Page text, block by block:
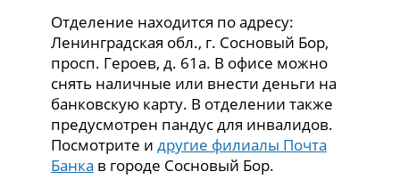
Отделение находится по адресу:
Ленинградская обл., г. Сосновый Бор,
просп. Героев, д. 61а. В офисе можно
снять наличные или внести деньги на
банковскую карту. В отделении также
предусмотрен пандус для инвалидов.
Посмотрите идругие филиалы Почта
Банка в городе Сосновый Бор.